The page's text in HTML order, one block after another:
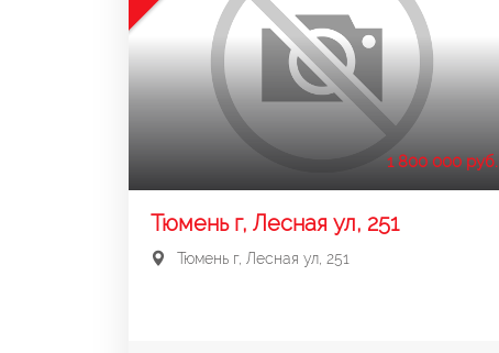
1 800 000 руб.
Тюмень г, Лесная ул, 251
Тюмень г, Лесная ул, 251